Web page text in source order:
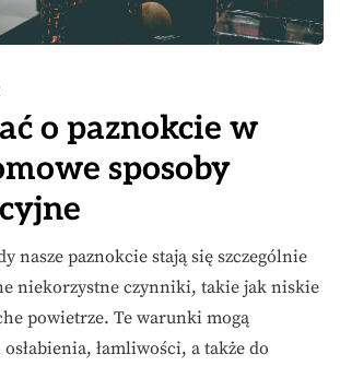
o paznokcie w
sposoby
nasze paznokcie stają się szczególnie
niekorzystne czynniki, takie jak niskie
powietrze. Te warunki mogą
łamliwości, a także do